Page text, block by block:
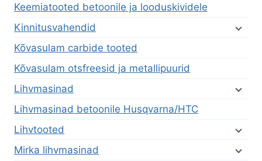
Keemiatooted betoonile ja looduskividele
Kinnitusvahendid
Kõvasulam carbide tooted
Kõvasulam otsfreesid ja metallipuurid
Lihvmasinad
Lihvmasinad betoonile Husqvarna/HTC
Lihvtooted
Mirka lihvmasinad